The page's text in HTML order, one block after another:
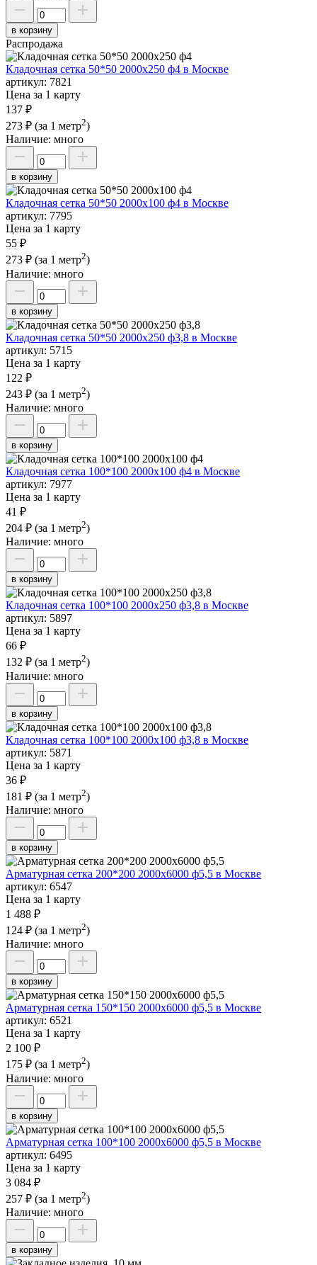
в корзину
Распродажа
Кладочная сетка 50*50 2000х250 ф4 в Москве
артикул: 7821
Цена за 1 карту
137 ₽
273 ₽ (за 1 метр2)
Наличие: много
в корзину
Кладочная сетка 50*50 2000х100 ф4 в Москве
артикул: 7795
Цена за 1 карту
55 ₽
273 ₽ (за 1 метр2)
Наличие: много
в корзину
Кладочная сетка 50*50 2000х250 ф3,8 в Москве
артикул: 5715
Цена за 1 карту
122 ₽
243 ₽ (за 1 метр2)
Наличие: много
в корзину
Кладочная сетка 100*100 2000х100 ф4 в Москве
артикул: 7977
Цена за 1 карту
41 ₽
204 ₽ (за 1 метр2)
Наличие: много
в корзину
Кладочная сетка 100*100 2000х250 ф3,8 в Москве
артикул: 5897
Цена за 1 карту
66 ₽
132 ₽ (за 1 метр2)
Наличие: много
в корзину
Кладочная сетка 100*100 2000х100 ф3,8 в Москве
артикул: 5871
Цена за 1 карту
36 ₽
181 ₽ (за 1 метр2)
Наличие: много
в корзину
Арматурная сетка 200*200 2000х6000 ф5,5 в Москве
артикул: 6547
Цена за 1 карту
1 488 ₽
124 ₽ (за 1 метр2)
Наличие: много
в корзину
Арматурная сетка 150*150 2000х6000 ф5,5 в Москве
артикул: 6521
Цена за 1 карту
2 100 ₽
175 ₽ (за 1 метр2)
Наличие: много
в корзину
Арматурная сетка 100*100 2000х6000 ф5,5 в Москве
артикул: 6495
Цена за 1 карту
3 084 ₽
257 ₽ (за 1 метр2)
Наличие: много
в корзину